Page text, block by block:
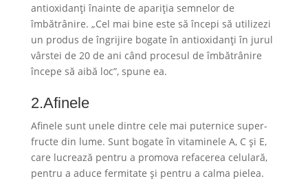
antioxidanți înainte de apariția semnelor de
îmbătrânire. „Cel mai bine este să începi să utilizezi
un produs de îngrijire bogate în antioxidanți în jurul
vârstei de 20 de ani când procesul de îmbătrânire
începe să aibă loc”, spune ea.
2.Afinele
Afinele sunt unele dintre cele mai puternice super-
fructe din lume. Sunt bogate în vitaminele A, C și E,
care lucrează pentru a promova refacerea celulară,
pentru a aduce fermitate și pentru a calma pielea.